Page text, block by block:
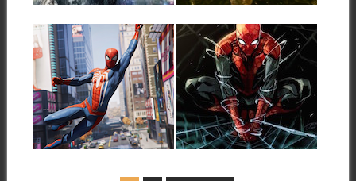
04.06.18
EL NUEVO
VIDEOJUEGO DE
SPIDERMAN YA
TIENE TRÁILER EN
CASTELLANO
El estreno en las consolas de
Sony se producirá el día...
▶
18.12.14
EL «SONY HACK»
CONTRAATACA
CON SPIDERMAN
La venganza del llamado
«Sony Hack» parece no tener
fin. A...
▶